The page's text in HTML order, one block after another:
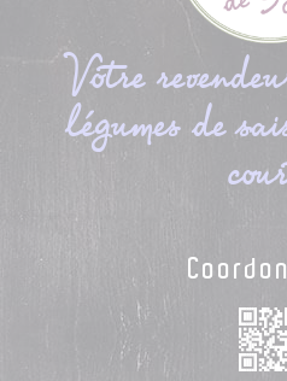
Votre
légumes de